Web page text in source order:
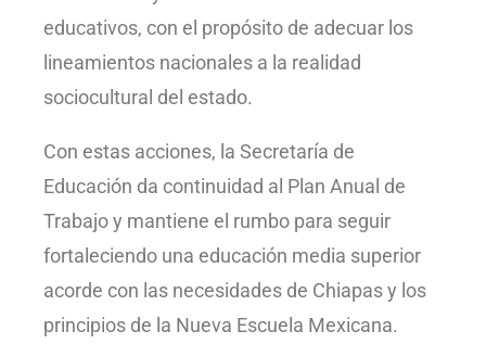
educativos, con el propósito de adecuar los
lineamientos nacionales a la realidad
sociocultural del estado.
Con estas acciones, la Secretaría de
Educación da continuidad al Plan Anual de
Trabajo y mantiene el rumbo para seguir
fortaleciendo una educación media superior
acorde con las necesidades de Chiapas y los
principios de la Nueva Escuela Mexicana.